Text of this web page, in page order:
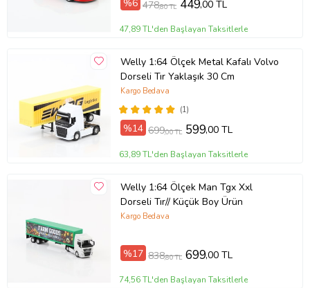
%6 478,80 TL 449,00 TL
47,89 TL'den Başlayan Taksitlerle
Welly 1:64 Ölçek Metal Kafalı Volvo
Dorseli Tır Yaklaşık 30 Cm
(1)
Kargo Bedava
%14 699,00 TL 599,00 TL
63,89 TL'den Başlayan Taksitlerle
Welly 1:64 Ölçek Man Tgx Xxl
Dorseli Tır// Küçük Boy Ürün
Kargo Bedava
%17 838,80 TL 699,00 TL
74,56 TL'den Başlayan Taksitlerle